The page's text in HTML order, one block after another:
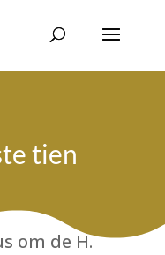
tien
om de H.